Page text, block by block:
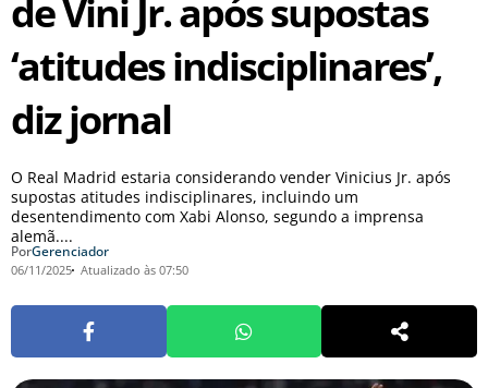
de Vini Jr. após supostas
‘atitudes indisciplinares’,
diz jornal
O Real Madrid estaria considerando vender Vinicius Jr. após
supostas atitudes indisciplinares, incluindo um
desentendimento com Xabi Alonso, segundo a imprensa
alemã....
PorGerenciador
06/11/2025 Atualizado às 07:50